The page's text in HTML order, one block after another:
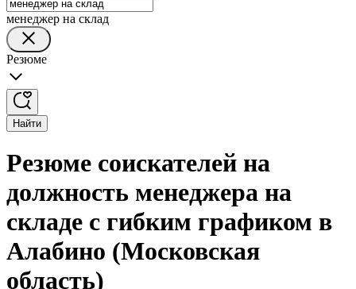
менеджер на склад
Резюме
Найти
Резюме соискателей на
должность менеджера на
складе с гибким графиком в
Алабино (Московская
область)